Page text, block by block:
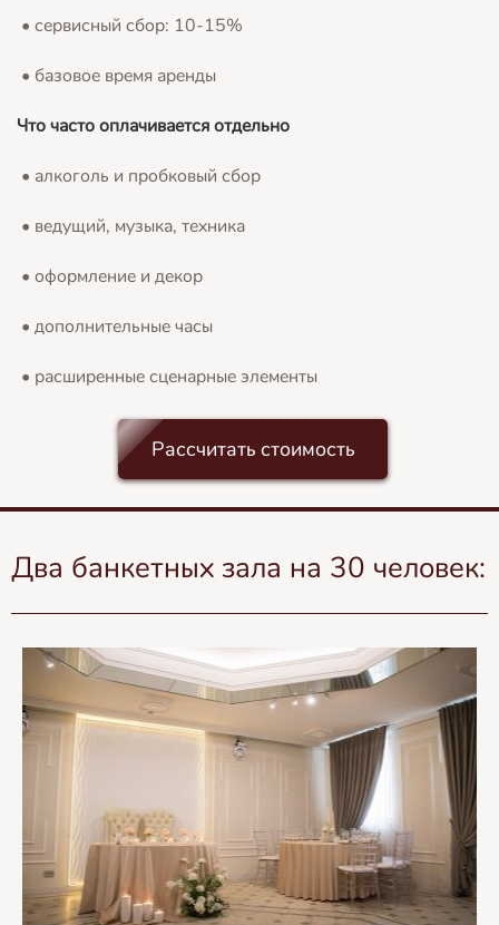
• сервисный сбор: 10-15%
• базовое время аренды
Что часто оплачивается отдельно
• алкоголь и пробковый сбор
• ведущий, музыка, техника
• оформление и декор
• дополнительные часы
• расширенные сценарные элементы
Рассчитать стоимость
Два банкетных зала на 30 человек: